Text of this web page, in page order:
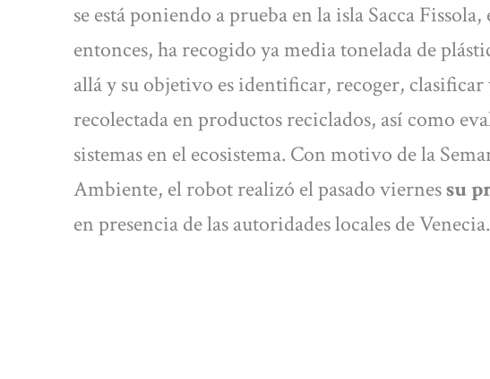
se está poniendo a prueba en la isla Sacca
entonces, ha recogido ya media tonelada de
allá y su objetivo es identificar, recoger,
recolectada en productos reciclados, así como
sistemas en el ecosistema. Con motivo de la
Ambiente, el robot realizó el pasado viernessu
en presencia de las autoridades locales de Venecia.